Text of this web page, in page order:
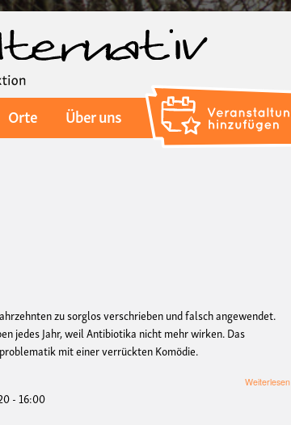
Inhalt
Orte
Über uns
zu sorglos verschrieben und falsch angewendet.
jedes Jahr, weil Antibiotika nicht mehr wirken. Das
mit einer verrückten Komödie.
Weiterlesen
- 16:00